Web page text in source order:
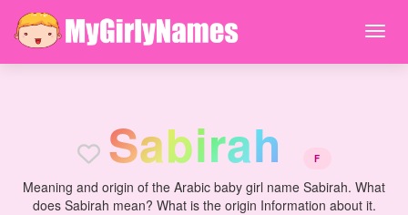
Sabirah F
Meaning and origin of the Arabic baby girl name Sabirah. What
does Sabirah mean? What is the origin Information about it.